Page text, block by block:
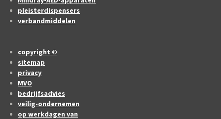
pleisterdispensers
verbandmiddelen
copyright ©
sitemap
privacy
MVO
bedrijfsadvies
veilig-ondernemen
op werkdagen van